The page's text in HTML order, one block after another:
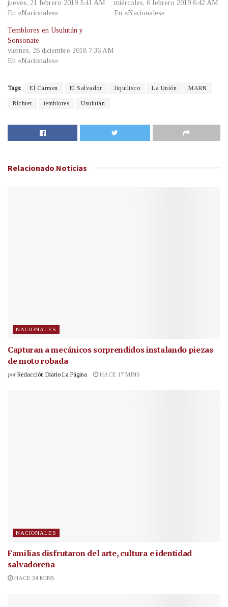
jueves, 21 febrero 2019 5:41 AM
En «Nacionales»
miércoles, 6 febrero 2019 6:42 AM
En «Nacionales»
Temblores en Usulután y
Sonsonate
viernes, 28 diciembre 2018 7:36 AM
En «Nacionales»
Tags: El Carmen El Salvador Jiquilisco La Unión MARN
Richter temblores Usulután
Relacionado Noticias
NACIONALES
Capturan a mecánicos sorprendidos instalando piezas
de moto robada
por Redacción Diario La Página HACE 17 MINS
NACIONALES
Familias disfrutaron del arte, cultura e identidad
salvadoreña
HACE 34 MINS